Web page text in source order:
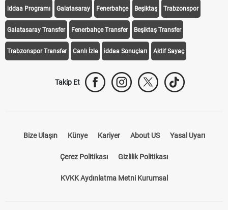
iddaa Programı Galatasaray Fenerbahçe Beşiktaş Trabzonspor
Galatasaray Transfer Fenerbahçe Transfer Beşiktaş Transfer
Trabzonspor Transfer Canlı İzle iddaa Sonuçları Aktif Sayaç
Takip Et
Bize Ulaşın Künye Kariyer About US Yasal Uyarı
Çerez Politikası Gizlilik Politikası
KVKK Aydınlatma Metni Kurumsal